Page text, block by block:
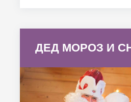
ДЕД МОРОЗ И